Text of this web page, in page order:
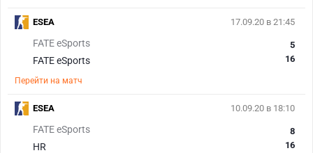
17.09.20 в 21:45
FATE eSports
FATE eSports
5
16
Перейти на матч
ESEA
10.09.20 в 18:10
FATE eSports
HR
8
16
ESEA